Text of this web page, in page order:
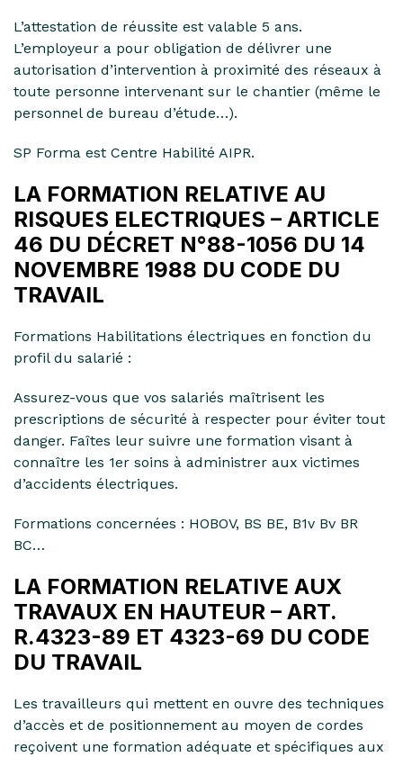
L’attestation de réussite est valable 5 ans.
L’employeur a pour obligation de délivrer une
autorisation d’intervention à proximité des réseaux à
toute personne intervenant sur le chantier (même le
personnel de bureau d’étude…).
SP Forma est Centre Habilité AIPR.
LA FORMATION RELATIVE AU
RISQUES ELECTRIQUES – ARTICLE
46 DU DÉCRET N°88-1056 DU 14
NOVEMBRE 1988 DU CODE DU
TRAVAIL
Formations Habilitations électriques en fonction du
profil du salarié :
Assurez-vous que vos salariés maîtrisent les
prescriptions de sécurité à respecter pour éviter tout
danger. Faîtes leur suivre une formation visant à
connaître les 1er soins à administrer aux victimes
d’accidents électriques.
Formations concernées : HOBOV, BS BE, B1v Bv BR
BC…
LA FORMATION RELATIVE AUX
TRAVAUX EN HAUTEUR – ART.
R.4323-89 ET 4323-69 DU CODE
DU TRAVAIL
Les travailleurs qui mettent en ouvre des techniques
d’accès et de positionnement au moyen de cordes
reçoivent une formation adéquate et spécifiques aux